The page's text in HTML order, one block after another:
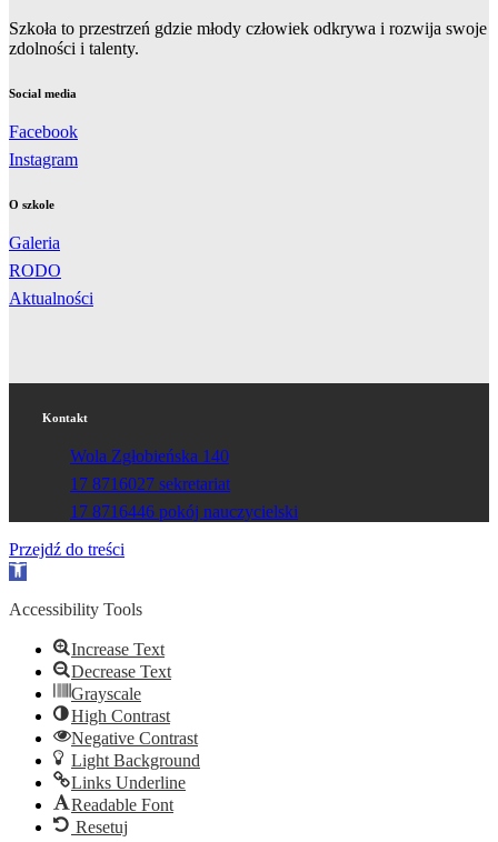
Szkoła to przestrzeń gdzie młody człowiek odkrywa i rozwija swoje
zdolności i talenty.
Social media
Facebook
Instagram
O szkole
Galeria
RODO
Aktualności
Kontakt
Wola Zgłobieńska 140
17 8716027 sekretariat
17 8716446 pokój nauczycielski
Przejdź do treści
Otwórz
narzędzi
Accessibility Tools
Increase Text
Decrease Text
Grayscale
High Contrast
Negative Contrast
Light Background
Links Underline
Readable Font
Resetuj